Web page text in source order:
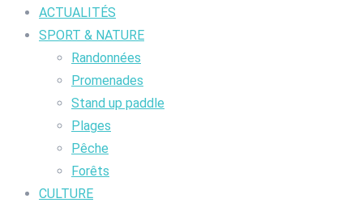
ACTUALITÉS
SPORT & NATURE
Randonnées
Promenades
Stand up paddle
Plages
Pêche
Forêts
CULTURE